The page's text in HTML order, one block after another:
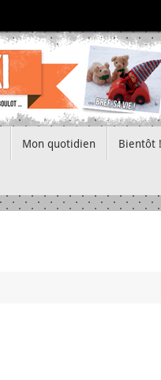
Mon quotidien Bientôt